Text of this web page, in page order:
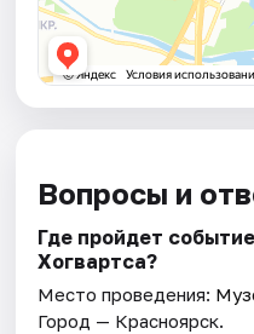
Вопросы и
Где пройдет
Хогвартса?
Место проведения:
Город — Красноярск.